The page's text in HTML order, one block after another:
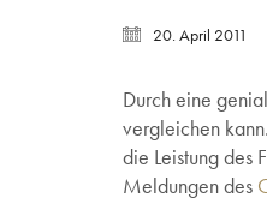
20. April 2011
Durch eine
vergleichen
die Leistung des
Meldungen des